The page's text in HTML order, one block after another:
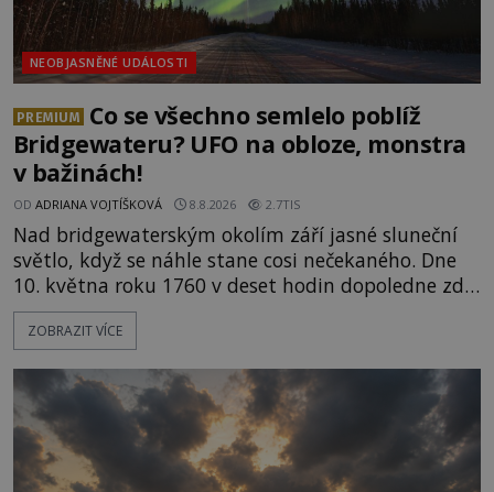
NEOBJASNĚNÉ UDÁLOSTI
PREMIUM
Co se všechno semlelo poblíž
Bridgewateru? UFO na obloze, monstra
v bažinách!
OD ADRIANA VOJTÍŠKOVÁ 8.8.2026 2.7TIS
Nad bridgewaterským okolím září jasné sluneční
světlo, když se náhle stane cosi nečekaného. Dne
10. května roku 1760 v deset hodin dopoledne zde
dojde k vůbec prvnímu historicky doloženému
přeletu UFO. Podle záznamů vyzařuje takové
jen o nějaký optický klam, nebo se zde skutečně
právě vznáší mimozemská loď
ZOBRAZIT VÍCE